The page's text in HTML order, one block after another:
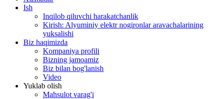
Ish
Inqilob qiluvchi harakatchanlik
Kirish: Alyuminiy elektr nogironlar aravachalarining
yuksalishi
Biz haqimizda
Kompaniya profili
Bizning jamoamiz
Biz bilan bog'lanish
Video
Yuklab olish
Mahsulot varag'i